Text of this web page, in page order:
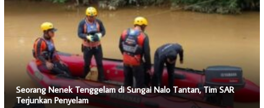
Seorang Nenek Tenggelam di Sungai Nalo Tantan, Tim SAR
Terjunkan Penyelam